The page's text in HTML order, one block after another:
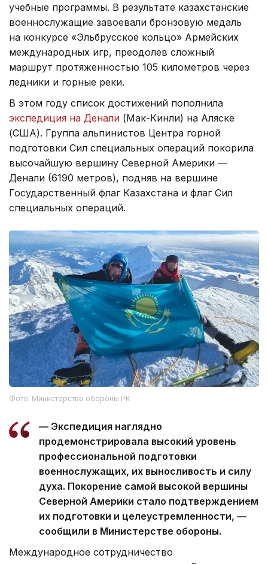
учебные программы. В результате казахстанские
военнослужащие завоевали бронзовую медаль
на конкурсе «Эльбрусское кольцо» Армейских
международных игр, преодолев сложный
маршрут протяженностью 105 километров через
ледники и горные реки.
В этом году список достижений пополнила
экспедиция на Денали (Мак-Кинли) на Аляске
(США). Группа альпинистов Центра горной
подготовки Сил специальных операций покорила
высочайшую вершину Северной Америки —
Денали (6190 метров), подняв на вершине
Государственный флаг Казахстана и флаг Сил
специальных операций.
Фото: Министерство обороны РК
— Экспедиция наглядно
продемонстрировала высокий уровень
профессиональной подготовки
военнослужащих, их выносливость и силу
духа. Покорение самой высокой вершины
Северной Америки стало подтверждением
их подготовки и целеустремленности, —
сообщили в Министерстве обороны.
Международное сотрудничество